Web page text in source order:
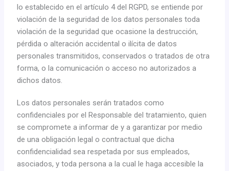
lo establecido en el artículo 4 del RGPD, se entiende por
violación de la seguridad de los datos personales toda
violación de la seguridad que ocasione la destrucción,
pérdida o alteración accidental o ilícita de datos
personales transmitidos, conservados o tratados de otra
forma, o la comunicación o acceso no autorizados a
dichos datos.
Los datos personales serán tratados como
confidenciales por el Responsable del tratamiento, quien
se compromete a informar de y a garantizar por medio
de una obligación legal o contractual que dicha
confidencialidad sea respetada por sus empleados,
asociados, y toda persona a la cual le haga accesible la